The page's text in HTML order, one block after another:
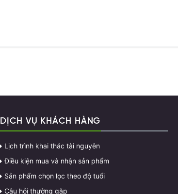
DỊCH VỤ KHÁCH HÀNG
Lịch trình khai thác tài nguyên
Điều kiện mua và nhận sản phẩm
Sản phẩm chọn lọc theo độ tuổi
Câu hỏi thường gặp